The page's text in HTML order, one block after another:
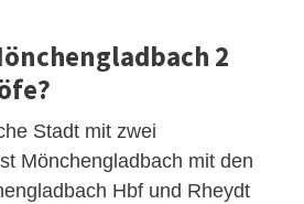
2
Stadt mit zwei
Mönchengladbach mit den
Hbf und Rheydt